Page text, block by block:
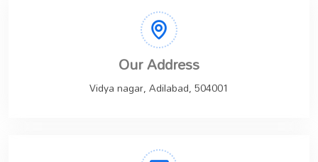
Our Address
Vidya nagar, Adilabad, 504001